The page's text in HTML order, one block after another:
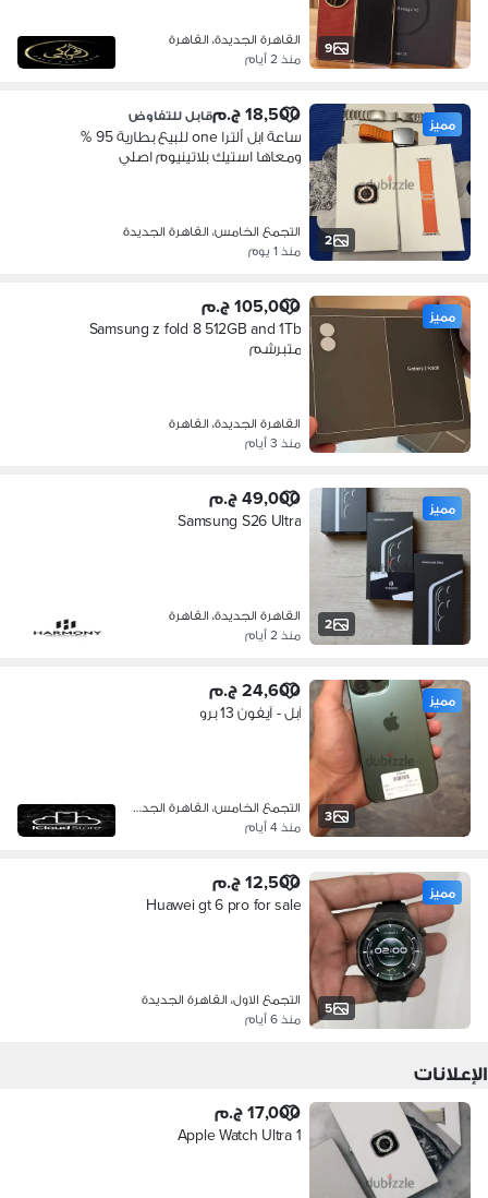
9
القاهرة الجديدة، القاهرة
منذ 2 أيام
2
مميز 18,500 ج.م قابل للتفاوض
ساعة ابل ألترا one للبيع بطارية 95 %
ومعاها استيك بلاتينيوم اصلي
التجمع الخامس، القاهرة الجديدة
منذ 1 يوم
مميز 105,000 ج.م
Samsung z fold 8 512GB and 1Tb
متبرشم
القاهرة الجديدة، القاهرة
منذ 3 أيام
2
مميز 49,000 ج.م
Samsung S26 Ultra
القاهرة الجديدة، القاهرة
منذ 2 أيام
3
مميز 24,600 ج.م
آبل - آيفون 13 برو
التجمع الخامس، القاهرة الجديدة
منذ 4 أيام
5
مميز 12,500 ج.م
Huawei gt 6 pro for sale
التجمع الاول، القاهرة الجديدة
منذ 6 أيام
الإعلانات
17,000 ج.م
Apple Watch Ultra 1